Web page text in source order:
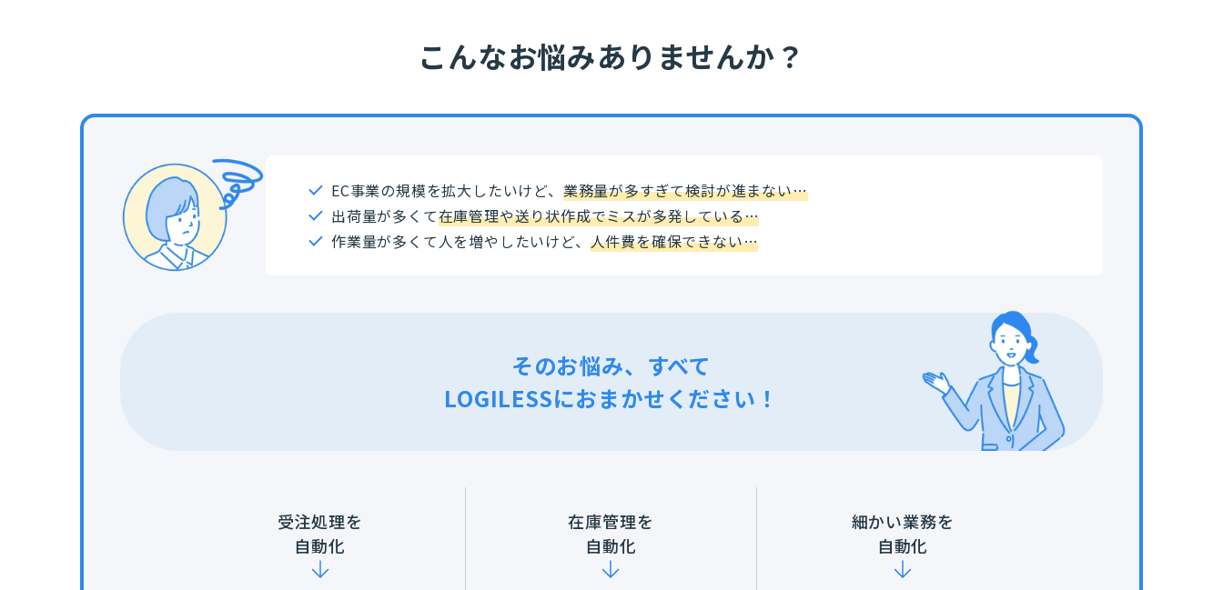
こんなお悩みありませんか？
EC事業の規模を拡大したいけど、 業務量が多すぎて検討が進まない…
出荷量が多くて在庫管理や送り状作成でミスが多発している…
作業量が多くて人を増やしたいけど、 人件費を確保できない…
そのお悩み、すべて
LOGILESSにおまかせください！
受注処理を
自動化
在庫管理を
自動化
細かい業務を
自動化